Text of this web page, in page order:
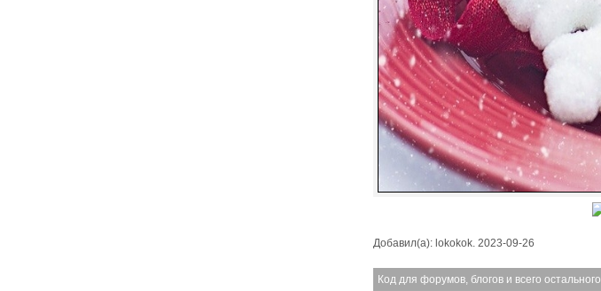
Добавил(а): lokokok. 2023-09-26
Код для форумов, блогов и всего остального